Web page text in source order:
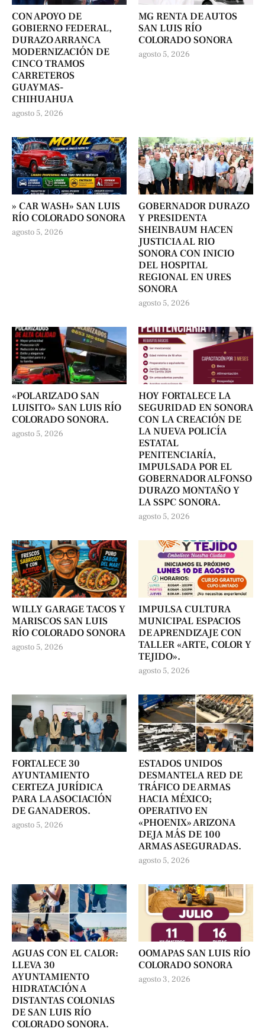
CON APOYO DE
GOBIERNO FEDERAL,
DURAZO ARRANCA
MODERNIZACIÓN DE
CINCO TRAMOS
CARRETEROS
GUAYMAS-
CHIHUAHUA
agosto 5, 2026
MG RENTA DE AUTOS
SAN LUIS RÍO
COLORADO SONORA
agosto 5, 2026
» CAR WASH» SAN LUIS
RÍO COLORADO SONORA
agosto 5, 2026
GOBERNADOR DURAZO
Y PRESIDENTA
SHEINBAUM HACEN
JUSTICIA AL RIO
SONORA CON INICIO
DEL HOSPITAL
REGIONAL EN URES
SONORA
agosto 5, 2026
«POLARIZADO SAN
LUISITO» SAN LUIS RÍO
COLORADO SONORA.
agosto 5, 2026
HOY FORTALECE LA
SEGURIDAD EN SONORA
CON LA CREACIÓN DE
LA NUEVA POLICÍA
ESTATAL
PENITENCIARÍA,
IMPULSADA POR EL
GOBERNADOR ALFONSO
DURAZO MONTAÑO Y
LA SSPC SONORA.
agosto 5, 2026
WILLY GARAGE TACOS Y
MARISCOS SAN LUIS
RÍO COLORADO SONORA
agosto 5, 2026
IMPULSA CULTURA
MUNICIPAL ESPACIOS
DE APRENDIZAJE CON
TALLER «ARTE, COLOR Y
TEJIDO».
agosto 5, 2026
FORTALECE 30
AYUNTAMIENTO
CERTEZA JURÍDICA
PARA LA ASOCIACIÓN
DE GANADEROS.
agosto 5, 2026
ESTADOS UNIDOS
DESMANTELA RED DE
TRÁFICO DE ARMAS
HACIA MÉXICO;
OPERATIVO EN
«PHOENIX» ARIZONA
DEJA MÁS DE 100
ARMAS ASEGURADAS.
agosto 5, 2026
AGUAS CON EL CALOR:
LLEVA 30
AYUNTAMIENTO
HIDRATACIÓN A
DISTANTAS COLONIAS
DE SAN LUIS RÍO
COLORADO SONORA.
OOMAPAS SAN LUIS RÍO
COLORADO SONORA
agosto 3, 2026